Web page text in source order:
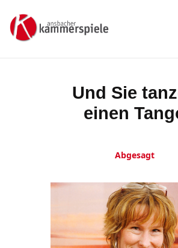
Und Sie
einen
Aktuelles
Kartenkauf
Mitgliedschaft
Sponsoren
Kontakt &
Impressum
Abgesagt